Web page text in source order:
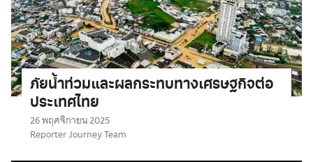
ภัยน้ำท่วมและผลกระทบทางเศรษฐกิจต่อ
ประเทศไทย
26 พฤศจิกายน 2025
Reporter Journey Team